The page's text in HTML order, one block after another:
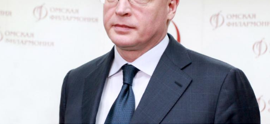
Сайт кандидата в губернаторы
Буркова Александра Леонидовича
Смотреть проект